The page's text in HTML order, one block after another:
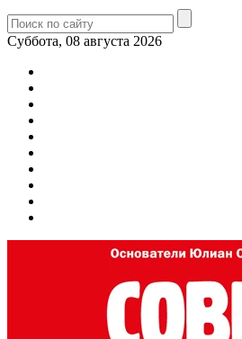
Суббота, 08 августа 2026